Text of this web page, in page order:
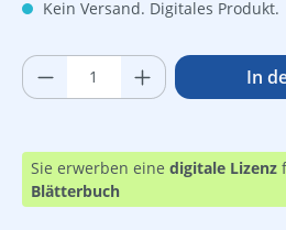
Kein Versand. Digitales Produkt.
Produkt Anzahl: GibIn
Sie erwerben eine digitale Lizenz
Blätterbuch